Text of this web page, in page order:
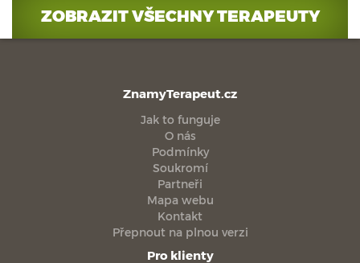
ZOBRAZIT VŠECHNY TERAPEUTY
ZnamyTerapeut.cz
Jak to funguje
O nás
Podmínky
Soukromí
Partneři
Mapa webu
Kontakt
Přepnout na plnou verzi
Pro klienty